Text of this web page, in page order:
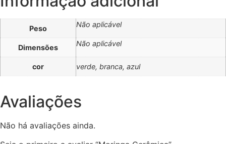
Peso Não aplicável
Dimensões Não aplicável
cor verde, branca, azul
Avaliações
Não há avaliações ainda.